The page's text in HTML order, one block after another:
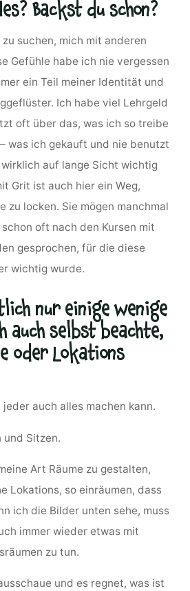
Backst du schon?
suchen, mich mit anderen
Gefühle habe ich nie vergessen
ein Teil meiner Identität und
Ich habe viel Lehrgeld
oft über das, was ich so treibe
was ich gekauft und nie benutzt
auf lange Sicht wichtig
Grit ist auch hier ein Weg,
zu locken. Sie mögen manchmal
oft nach den Kursen mit
gesprochen, für die diese
wichtig wurde.
nur einige wenige
auch selbst beachte,
oder Lokations
auch alles machen kann.
und Sitzen.
Art Räume zu gestalten,
Lokations, so einräumen, dass
ich die Bilder unten sehe, muss
immer wieder etwas mit
zu tun.
und es regnet, was ist